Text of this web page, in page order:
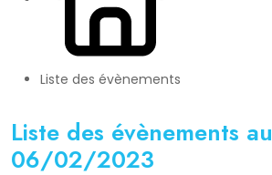
Liste des évènements
Liste des évènements au
06/02/2023